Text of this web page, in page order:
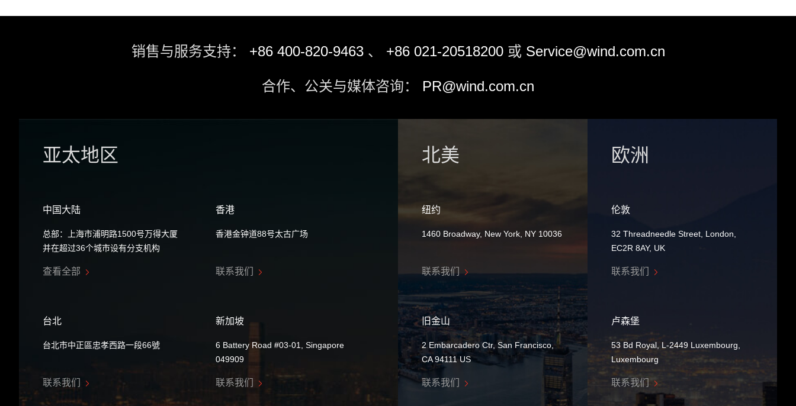
销售与服务支持： +86 400-820-9463 、 +86 021-20518200 或 Service@wind.com.cn
合作、公关与媒体咨询： PR@wind.com.cn
亚太地区
中国大陆
总部：上海市浦明路1500号万得大厦
并在超过36个城市设有分支机构
查看全部
香港
香港金钟道88号太古广场
联系我们
台北
台北市中正區忠孝西路一段66號
联系我们
新加坡
6 Battery Road #03-01, Singapore
049909
联系我们
北美
纽约
1460 Broadway, New York, NY 10036
联系我们
旧金山
2 Embarcadero Ctr, San Francisco,
CA 94111 US
联系我们
欧洲
伦敦
32 Threadneedle Street, London,
EC2R 8AY, UK
联系我们
卢森堡
53 Bd Royal, L-2449 Luxembourg,
Luxembourg
联系我们